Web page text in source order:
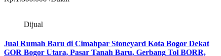
Dijual
Jual Rumah Baru di Cimahpar Stoneyard Kota Bogor Dekat
GOR Bogor Utara, Pasar Tanah Baru, Gerbang Tol BORR,